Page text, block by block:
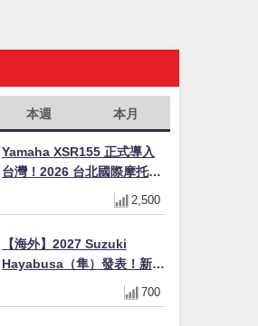
本週 本月
Yamaha XSR155 正式導入
台灣！2026 台北國際摩托車
展亮相，70 週年紀念版
YZF-R 系列限量追加販售
2,500
【海外】2027 Suzuki
Hayabusa（隼）發表！新增
Special Edition 特仕版，全
新珍珠白塗裝與專屬配備登
700